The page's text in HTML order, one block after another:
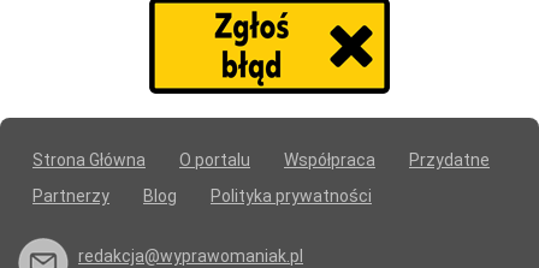
Strona Główna O portalu Współpraca
Przydatne
Partnerzy
Blog Polityka prywatności
redakcja@wyprawomaniak.pl